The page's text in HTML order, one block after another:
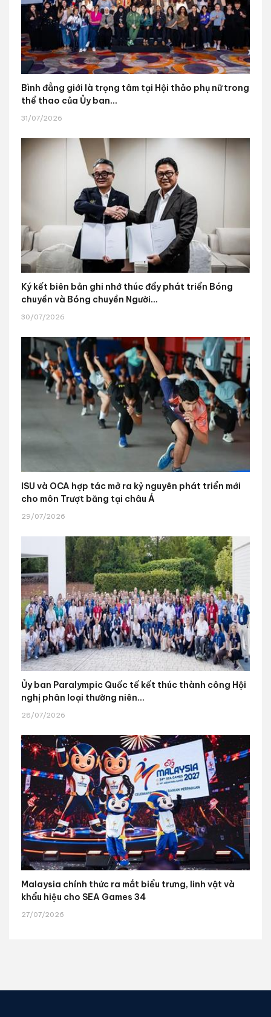
Bình đẳng giới là trọng tâm tại Hội thảo phụ nữ trong
thể thao của Ủy ban...
31/07/2026
Ký kết biên bản ghi nhớ thúc đẩy phát triển Bóng
chuyền và Bóng chuyền Người...
30/07/2026
ISU và OCA hợp tác mở ra kỷ nguyên phát triển mới
cho môn Trượt băng tại châu Á
29/07/2026
Ủy ban Paralympic Quốc tế kết thúc thành công Hội
nghị phân loại thường niên...
28/07/2026
Malaysia chính thức ra mắt biểu trưng, linh vật và
khẩu hiệu cho SEA Games 34
27/07/2026